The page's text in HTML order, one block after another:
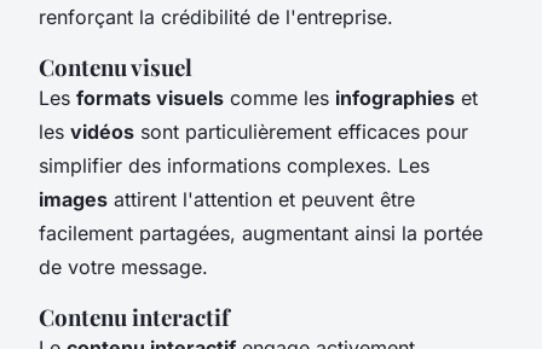
renforçant la crédibilité de l'entreprise.
Contenu visuel
Les formats visuels comme les infographies et
les vidéos sont particulièrement efficaces pour
simplifier des informations complexes. Les
images attirent l'attention et peuvent être
facilement partagées, augmentant ainsi la portée
de votre message.
Contenu interactif